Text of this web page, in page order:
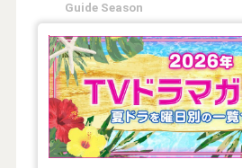
Guide Season
【2026年夏】TVドラマガ